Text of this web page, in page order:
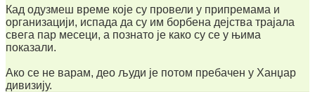
Кад одузмеш време које су провели у припремама и
организацији, испада да су им борбена дејства трајала
свега пар месеци, а познато је како су се у њима
показали.
Ако се не варам, део људи је потом пребачен у Ханџар
дивизију.